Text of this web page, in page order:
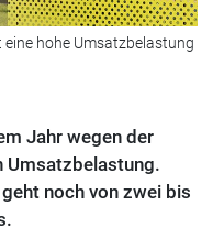
hohe Umsatzbelastung
Jahr wegen der
Umsatzbelastung.
noch von zwei bis